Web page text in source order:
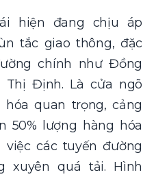
hiện đang chịu áp
tắc giao thông, đặc
chính như Đồng
Thị Định. Là cửa ngõ
quan trọng, cảng
50% lượng hàng hóa
các tuyến đường
xuyên quá tải. Hình